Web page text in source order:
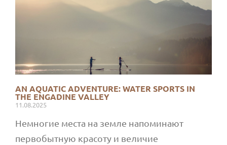
AN AQUATIC ADVENTURE: WATER SPORTS IN
THE ENGADINE VALLEY
11.08.2025
Немногие места на земле напоминают
первобытную красоту и величие